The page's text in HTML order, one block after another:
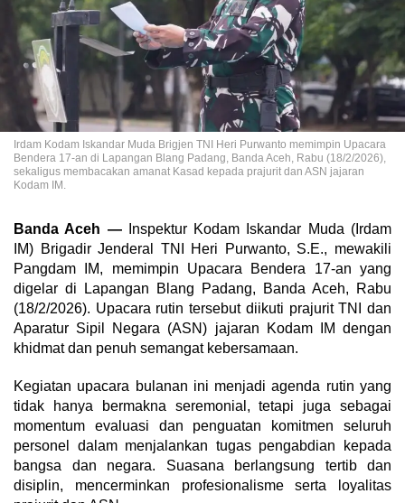
Irdam Kodam Iskandar Muda Brigjen TNI Heri Purwanto memimpin Upacara
Bendera 17-an di Lapangan Blang Padang, Banda Aceh, Rabu (18/2/2026),
sekaligus membacakan amanat Kasad kepada prajurit dan ASN jajaran
Kodam IM.
Banda Aceh —Inspektur Kodam Iskandar Muda (Irdam
IM) Brigadir Jenderal TNI Heri Purwanto, S.E., mewakili
Pangdam IM, memimpin Upacara Bendera 17-an yang
digelar di Lapangan Blang Padang, Banda Aceh, Rabu
(18/2/2026). Upacara rutin tersebut diikuti prajurit TNI dan
Aparatur Sipil Negara (ASN) jajaran Kodam IM dengan
khidmat dan penuh semangat kebersamaan.
Kegiatan upacara bulanan ini menjadi agenda rutin yang
tidak hanya bermakna seremonial, tetapi juga sebagai
momentum evaluasi dan penguatan komitmen seluruh
personel dalam menjalankan tugas pengabdian kepada
bangsa dan negara. Suasana berlangsung tertib dan
disiplin, mencerminkan profesionalisme serta loyalitas